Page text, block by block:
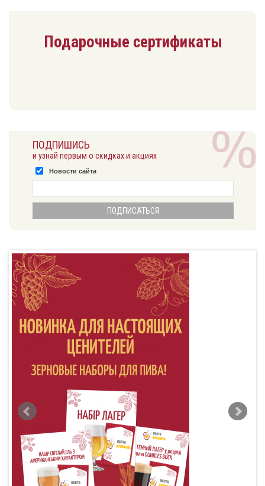
Подарочные сертификаты
ПОДПИШИСЬ
и узнай первым о скидках и акциях
Новости сайта